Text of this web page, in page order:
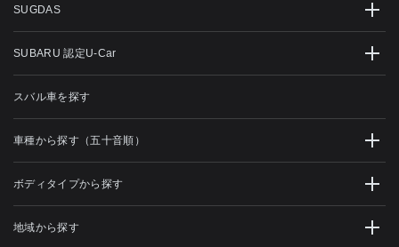
SUGDAS
SUBARU 認定U-Car
スバル車を探す
車種から探す（五十音順）
ボディタイプから探す
地域から探す